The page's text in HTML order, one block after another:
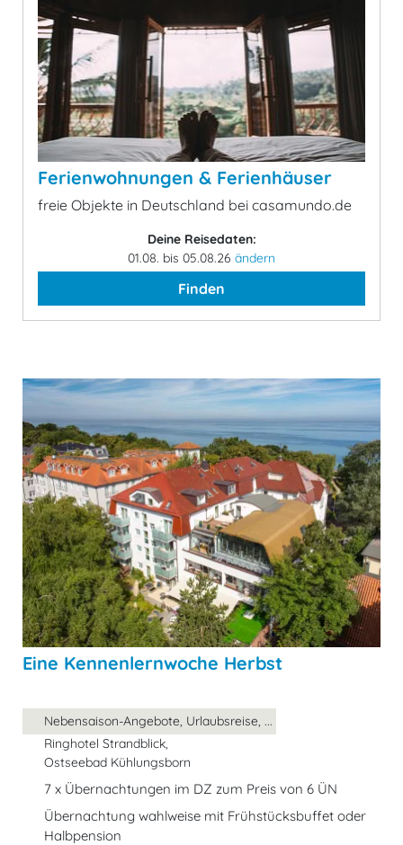
Ferienwohnungen & Ferienhäuser
freie Objekte in Deutschland bei casamundo.de
Deine Reisedaten:
01.08. bis 05.08.26 ändern
Finden
Eine Kennenlernwoche Herbst
Nebensaison-Angebote, Urlaubsreise, ...
Ringhotel Strandblick,
Ostseebad Kühlungsborn
7 x Übernachtungen im DZ zum Preis von 6 ÜN
Übernachtung wahlweise mit Frühstücksbuffet oder
Halbpension